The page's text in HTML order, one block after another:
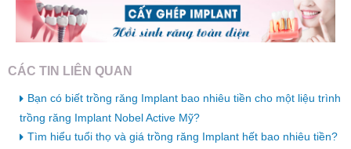
CÁC TIN LIÊN QUAN
Bạn có biết trồng răng Implant bao nhiêu tiền cho một liệu trình
trồng răng Implant Nobel Active Mỹ?
Tìm hiểu tuổi thọ và giá trồng răng Implant hết bao nhiêu tiền?